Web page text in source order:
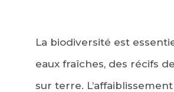
La biodiversité est
eaux fraîches, des récifs
sur terre.